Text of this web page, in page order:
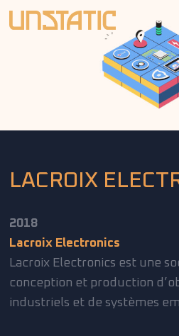
LACROIX
2018
Lacroix Electronics
Lacroix Electronics est une
conception et production
industriels et de systèmes